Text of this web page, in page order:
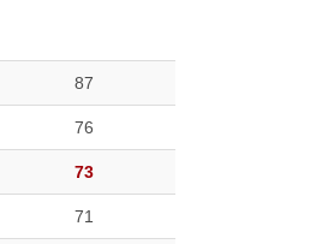
87
76
73
71